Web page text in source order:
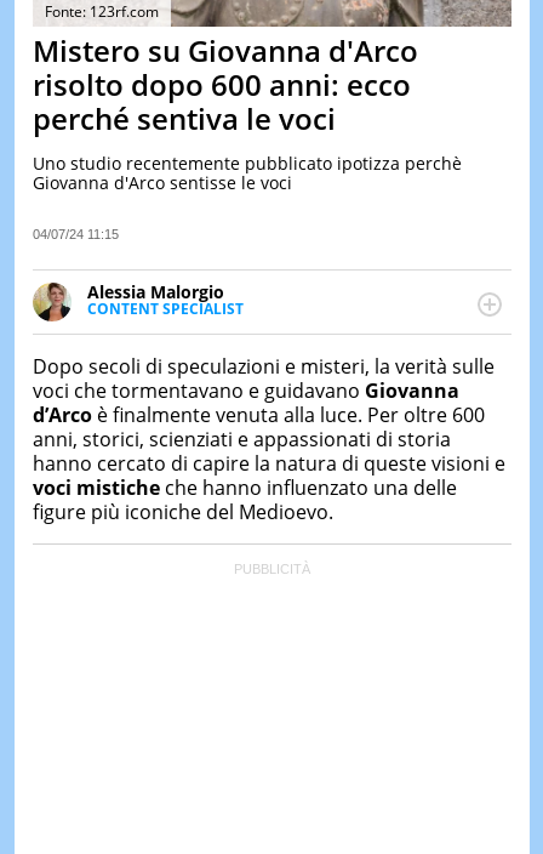
&
TEST
DI
IERI
Fonte: 123rf.com
Mistero su Giovanna d'Arco
risolto dopo 600 anni: ecco
perché sentiva le voci
Uno studio recentemente pubblicato ipotizza perchè
Giovanna d'Arco sentisse le voci
04/07/24 11:15
Alessia Malorgio
CONTENT SPECIALIST
Ha conseguito un Master in Marketing Management
occupa della creazione di contenuti in ottica SEO e
dello sviluppo di strategie marketing attraverso
canali digitali.
Dopo secoli di speculazioni e misteri, la verità sulle
voci che tormentavano e guidavano Giovanna
d’Arcoè finalmente venuta alla luce. Per oltre 600
anni, storici, scienziati e appassionati di storia
hanno cercato di capire la natura di queste visioni e
voci misticheche hanno influenzato una delle
figure più iconiche del Medioevo.